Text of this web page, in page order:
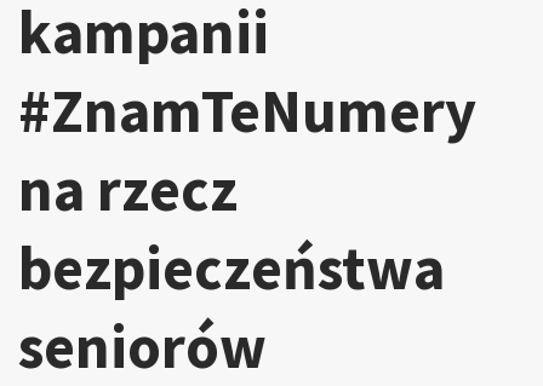
kampanii
#ZnamTeNumery
na rzecz
bezpieczeństwa
seniorów